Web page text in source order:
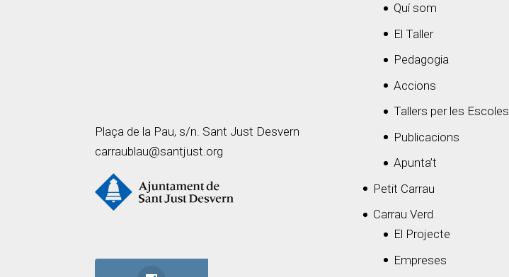
Plaça de la Pau, s/n. Sant Just Desvern
carraublau@santjust.org
Quí som
El Taller
Pedagogia
Accions
Tallers per les Escoles
Publicacions
Apunta’t
Petit Carrau
Carrau Verd
El Projecte
Empreses